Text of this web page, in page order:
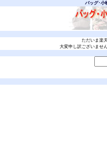
バッグ･小
ただいま楽
大変申し訳ございませ